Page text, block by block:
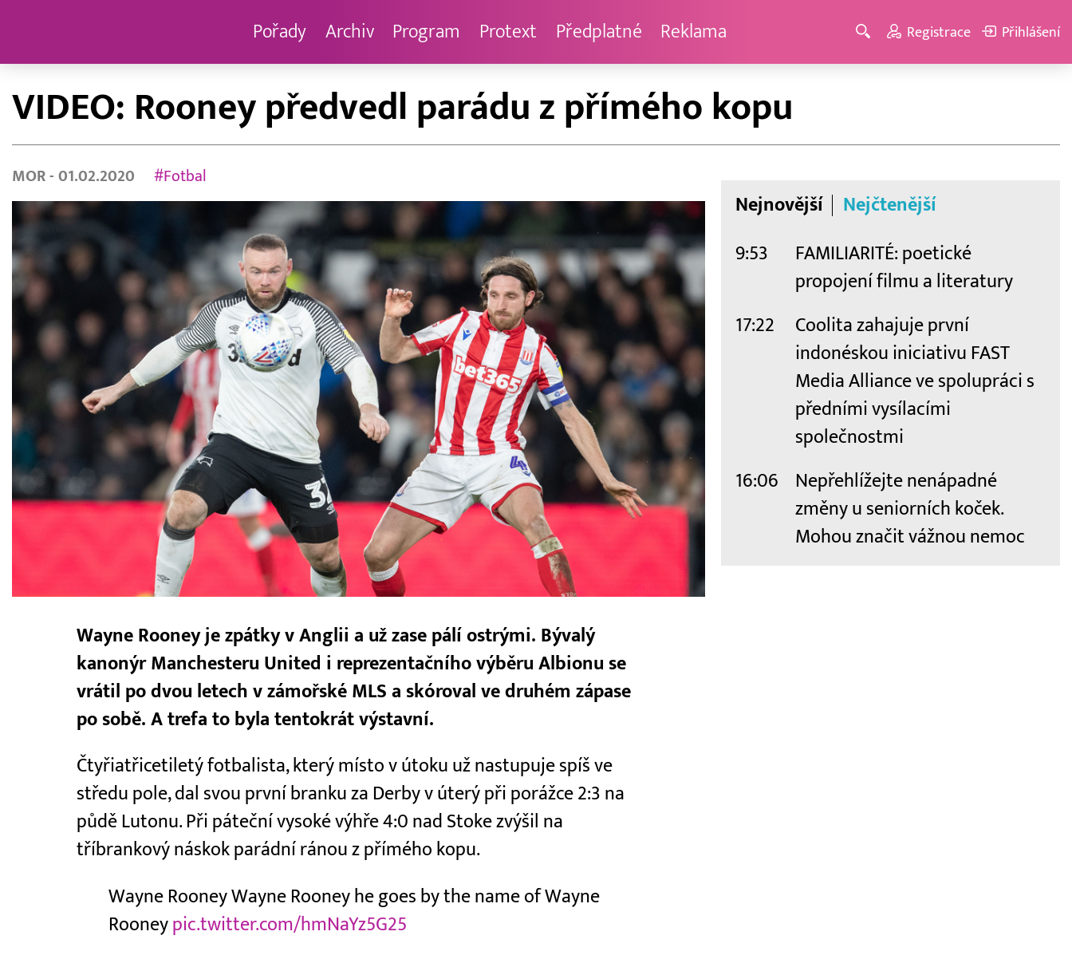
Pořady Archiv Program Protext Předplatné Reklama Registrace Přihlášení
VIDEO: Rooney předvedl parádu z přímého kopu
MOR - 01.02.2020 #Fotbal
Wayne Rooney je zpátky v Anglii a už zase pálí ostrými. Bývalý
kanonýr Manchesteru United i reprezentačního výběru Albionu se
vrátil po dvou letech v zámořské MLS a skóroval ve druhém zápase
po sobě. A trefa to byla tentokrát výstavní.
Čtyřiatřicetiletý fotbalista, který místo v útoku už nastupuje spíš ve
středu pole, dal svou první branku za Derby v úterý při porážce 2:3 na
půdě Lutonu. Při páteční vysoké výhře 4:0 nad Stoke zvýšil na
tříbrankový náskok parádní ránou z přímého kopu.
Wayne Rooney Wayne Rooney he goes by the name of Wayne
Rooney pic.twitter.com/hmNaYz5G25
Nejnovější Nejčtenější
9:53
FAMILIARITÉ: poetické
propojení filmu a literatury
17:22
Coolita zahajuje první
indonéskou iniciativu FAST
Media Alliance ve spolupráci s
předními vysílacími
společnostmi
16:06
Nepřehlížejte nenápadné
změny u seniorních koček.
Mohou značit vážnou nemoc